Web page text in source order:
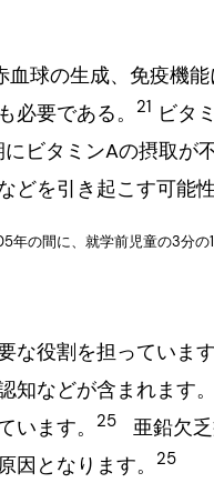
血球の生成、免疫機
要である。
21 ビタ
ビタミンAの摂取が
を引き起こす可能性
の間に、就学前児童の3分の1
な役割を担っていま
などが含まれます。
います。
25 亜鉛欠
となります。
25